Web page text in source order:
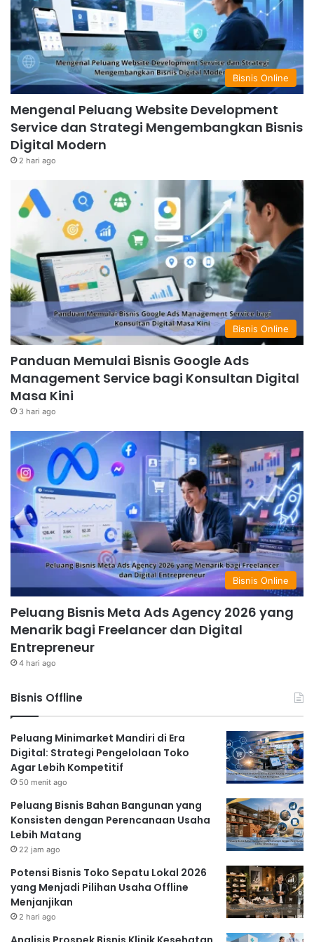
Bisnis Online
Mengenal Peluang Website Development
Service dan Strategi Mengembangkan Bisnis
Digital Modern
2 hari ago
Bisnis Online
Panduan Memulai Bisnis Google Ads
Management Service bagi Konsultan Digital
Masa Kini
3 hari ago
Bisnis Online
Peluang Bisnis Meta Ads Agency 2026 yang
Menarik bagi Freelancer dan Digital
Entrepreneur
4 hari ago
Bisnis Offline
Peluang Minimarket Mandiri di Era
Digital: Strategi Pengelolaan Toko
Agar Lebih Kompetitif
50 menit ago
Peluang Bisnis Bahan Bangunan yang
Konsisten dengan Perencanaan Usaha
Lebih Matang
22 jam ago
Potensi Bisnis Toko Sepatu Lokal 2026
yang Menjadi Pilihan Usaha Offline
Menjanjikan
2 hari ago